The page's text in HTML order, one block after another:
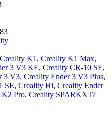
Creality K1 , Creality K1 Max,
3 V3 KE, Creality CR-10 SE,
3 V3, Creality Ender 3 V3 Plus,
SE, Creality Hi, Creality Ender
K2 Pro, Creality SPARKX i7